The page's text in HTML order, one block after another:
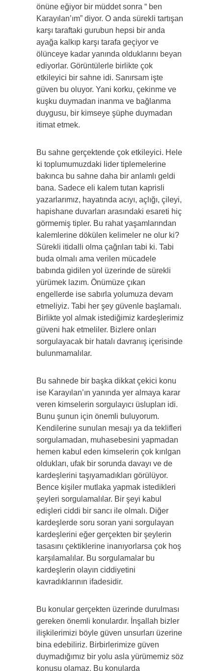
önüne eğiyor bir müddet sonra “ ben
Karayılan’ım” diyor. O anda sürekli tartışan
karşı taraftaki gurubun hepsi bir anda
ayağa kalkıp karşı tarafa geçiyor ve
ölünceye kadar yanında olduklarını beyan
ediyorlar. Görüntülerle birlikte çok
etkileyici bir sahne idi. Sanırsam işte
güven bu oluyor. Yani korku, çekinme ve
kuşku duymadan inanma ve bağlanma
duygusu, bir kimseye şüphe duymadan
itimat etmek.
Bu sahne gerçektende çok etkileyici. Hele
ki toplumumuzdaki lider tiplemelerine
bakınca bu sahne daha bir anlamlı geldi
bana. Sadece eli kalem tutan kaprisli
yazarlarımız, hayatında acıyı, açlığı, çileyi,
hapishane duvarları arasındaki esareti hiç
görmemiş tipler. Bu rahat yaşamlarından
kalemlerine dökülen kelimeler ne olur ki?
Sürekli itidalli olma çağrıları tabi ki. Tabi
buda olmalı ama verilen mücadele
babında gidilen yol üzerinde de sürekli
yürümek lazım. Önümüze çıkan
engellerde ise sabırla yolumuza devam
etmeliyiz. Tabi her şey güvenle başlamalı.
Birlikte yol almak istediğimiz kardeşlerimiz
güveni hak etmeliler. Bizlere onları
sorgulayacak bir hatalı davranış içerisinde
bulunmamalılar.
Bu sahnede bir başka dikkat çekici konu
ise Karayılan’ın yanında yer almaya karar
veren kimselerin sorgulayıcı üslupları idi.
Bunu şunun için önemli buluyorum.
Kendilerine sunulan mesajı ya da teklifleri
sorgulamadan, muhasebesini yapmadan
hemen kabul eden kimselerin çok kırılgan
oldukları, ufak bir sorunda davayı ve de
kardeşlerini taşıyamadıkları görülüyor.
Bence kişiler mutlaka yapmak istedikleri
şeyleri sorgulamalılar. Bir şeyi kabul
edişleri ciddi bir sancı ile olmalı. Diğer
kardeşlerde soru soran yani sorgulayan
kardeşlerini eğer gerçekten bir şeylerin
tasasını çektiklerine inanıyorlarsa çok hoş
karşılamalılar. Bu sorgulamalar bu
kardeşlerin olayın ciddiyetini
kavradıklarının ifadesidir.
Bu konular gerçekten üzerinde durulması
gereken önemli konulardır. İnşallah bizler
ilişkilerimizi böyle güven unsurları üzerine
bina edebiliriz. Birbirlerimize güven
duymadığımız bir yolu asla yürümemiz söz
konusu olamaz. Bu konularda